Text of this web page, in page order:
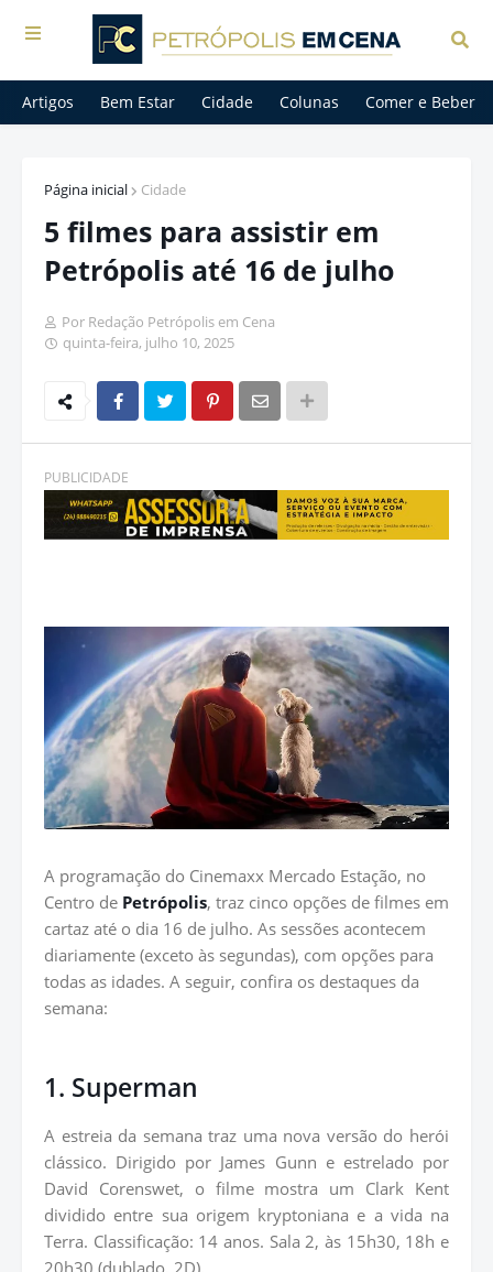
Artigos Bem Estar Cidade Colunas Comer e Beber
Página inicial Cidade
5 filmes para assistir em
Petrópolis até 16 de julho
Por Redação Petrópolis em Cena
quinta-feira, julho 10, 2025
PUBLICIDADE
A programação do Cinemaxx Mercado Estação, no
Centro de Petrópolis, traz cinco opções de filmes em
cartaz até o dia 16 de julho. As sessões acontecem
diariamente (exceto às segundas), com opções para
todas as idades. A seguir, confira os destaques da
semana:
1. Superman
A estreia da semana traz uma nova versão do herói
clássico. Dirigido por James Gunn e estrelado por
David Corenswet, o filme mostra um Clark Kent
dividido entre sua origem kryptoniana e a vida na
Terra. Classificação: 14 anos. Sala 2, às 15h30, 18h e